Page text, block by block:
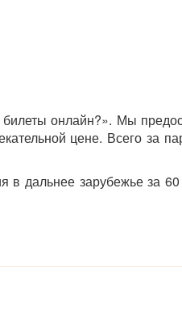
онлайн?». Мы
цене. Всего за
дальнее зарубежье за 60